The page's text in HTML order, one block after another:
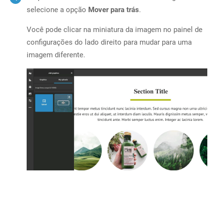
selecione a opção Mover para trás.
Você pode clicar na miniatura da imagem no painel de
configurações do lado direito para mudar para uma
imagem diferente.